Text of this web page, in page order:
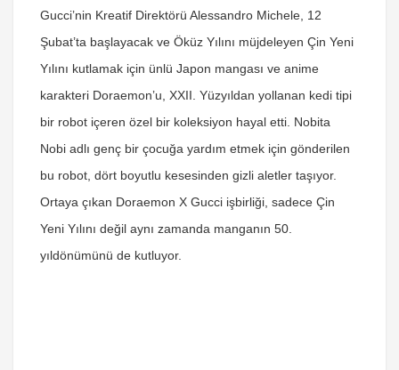
Gucci’nin Kreatif Direktörü Alessandro Michele, 12
Şubat’ta başlayacak ve Öküz Yılını müjdeleyen Çin Yeni
Yılını kutlamak için ünlü Japon mangası ve anime
karakteri Doraemon’u, XXII. Yüzyıldan yollanan kedi tipi
bir robot içeren özel bir koleksiyon hayal etti. Nobita
Nobi adlı genç bir çocuğa yardım etmek için gönderilen
bu robot, dört boyutlu kesesinden gizli aletler taşıyor.
Ortaya çıkan Doraemon X Gucci işbirliği, sadece Çin
Yeni Yılını değil aynı zamanda manganın 50.
yıldönümünü de kutluyor.